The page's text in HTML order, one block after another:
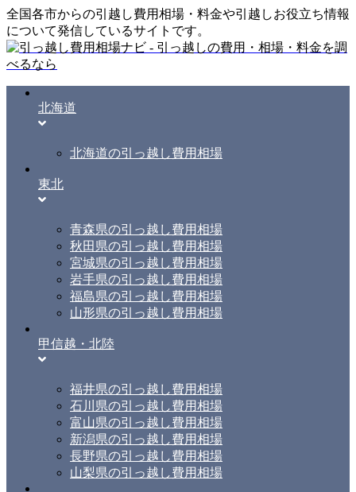
全国各市からの引越し費用相場・料金や引越しお役立ち情報
について発信しているサイトです。
北海道
北海道の引っ越し費用相場
東北
青森県の引っ越し費用相場
秋田県の引っ越し費用相場
宮城県の引っ越し費用相場
岩手県の引っ越し費用相場
福島県の引っ越し費用相場
山形県の引っ越し費用相場
甲信越・北陸
福井県の引っ越し費用相場
石川県の引っ越し費用相場
富山県の引っ越し費用相場
新潟県の引っ越し費用相場
長野県の引っ越し費用相場
山梨県の引っ越し費用相場